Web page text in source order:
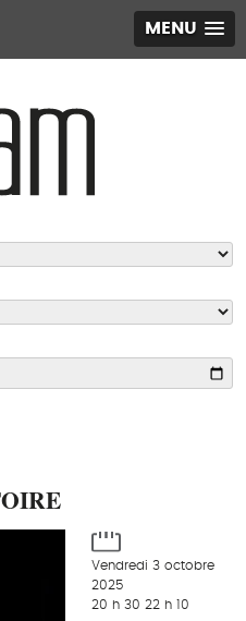
MENU
Vendredi 3 octobre
2025
20 h 30 22 h 10